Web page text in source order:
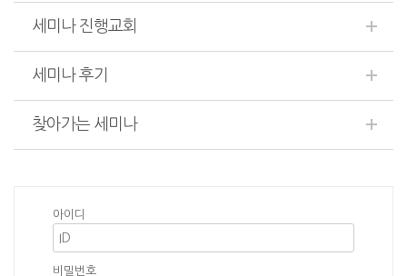
세미나 진행교회
세미나 후기
찾아가는 세미나
아이디
비밀번호